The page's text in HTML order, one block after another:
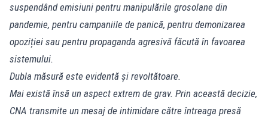
suspendând emisiuni pentru manipulările grosolane din
pandemie, pentru campaniile de panică, pentru demonizarea
opoziției sau pentru propaganda agresivă făcută în favoarea
sistemului.
Dubla măsură este evidentă și revoltătoare.
Mai există însă un aspect extrem de grav. Prin această decizie,
CNA transmite un mesaj de intimidare către întreaga presă